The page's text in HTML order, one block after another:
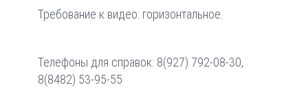
Требование к видео: горизонтальное.
Телефоны для справок: 8(927) 792-08-30,
8(8482) 53-95-55